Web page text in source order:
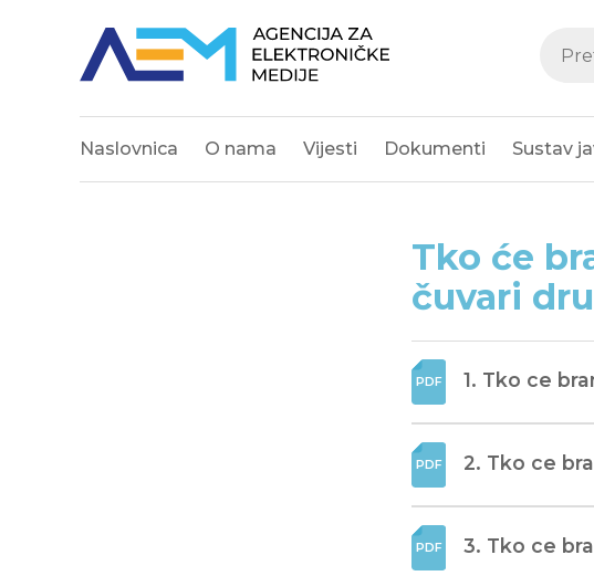
Naslovnica O nama Vijesti Dokumenti Sustav
Tko će
čuvari
1. Tko ce
2. Tko ce
3. Tko ce